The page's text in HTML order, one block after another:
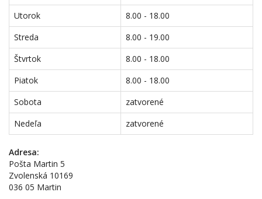
Utorok
8.00 - 18.00
Streda
8.00 - 19.00
Štvrtok
8.00 - 18.00
Piatok
8.00 - 18.00
Sobota
zatvorené
Nedeľa
zatvorené
Adresa:
Pošta Martin 5
Zvolenská 10169
036 05 Martin